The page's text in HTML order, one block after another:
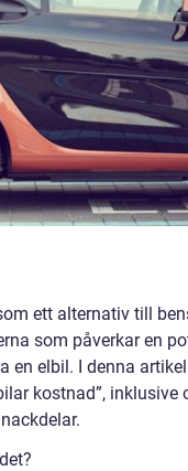
ett alternativ till
som påverkar en
en elbil. I denna artikel
kostnad”, inklusive